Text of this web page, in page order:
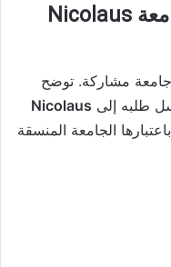
8. قدم الطلب عبر بوابة جامعة Nicolaus
مشاركة. توضح
طلبه إلى Nicolaus
باعتبارها الجامعة المنسقة